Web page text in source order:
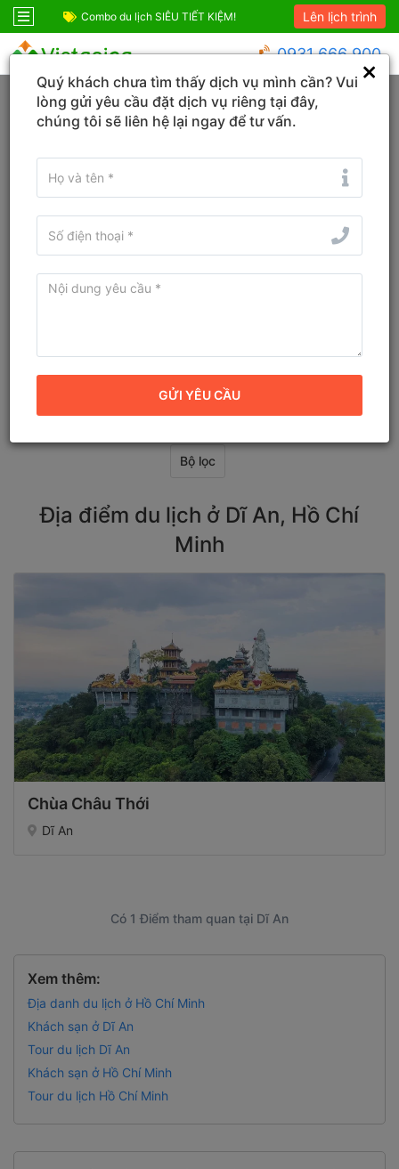
Combo du lịch SIÊU TIẾT KIỆM! Combo Phú Quốc
Lên lịch trình
0931 666 900
Trang chủ Hồ Chí Minh Dĩ An
Tìm tên Khách sạn, Tỉnh/TP, Địa danh...
Tìm khách sạn ở gần đây
Từ ngày - Đến ngày
Bộ lọc
Địa điểm du lịch ở Dĩ An, Hồ Chí
Minh
Chùa Châu Thới
Dĩ An
Có 1 Điểm tham quan tại Dĩ An
Xem thêm:
Địa danh du lịch ở Hồ Chí Minh
Khách sạn ở Dĩ An
Tour du lịch Dĩ An
Khách sạn ở Hồ Chí Minh
Tour du lịch Hồ Chí Minh
Quý khách chưa tìm thấy dịch vụ mình cần? Vui
lòng gửi yêu cầu đặt dịch vụ riêng tại đây,
chúng tôi sẽ liên hệ lại ngay để tư vấn.